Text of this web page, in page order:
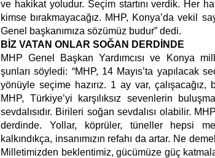
ve hakikat yoludur. Seçim startını verdik. Her
kimse bırakmayacağız. MHP, Konya’da vekil
Genel başkanımıza sözümüz budur” dedi.
BİZ VATAN ONLAR SOĞAN DERDİNDE
MHP Genel Başkan Yardımcısı ve Konya
şunları söyledi: “MHP, 14 Mayıs’ta yapılacak
yönüyle seçime hazırız. 1 ay var, çalışacağız,
MHP, Türkiye’yi karşılıksız sevenlerin
sevdalısıdır. Birileri soğan sevdalısı olabilir.
derdinde. Yollar, köprüler, tüneller hepsi
kalkındıkça, insanımızın refahı da artar. Ne
Milletimizden beklentimiz, gücümüze güç